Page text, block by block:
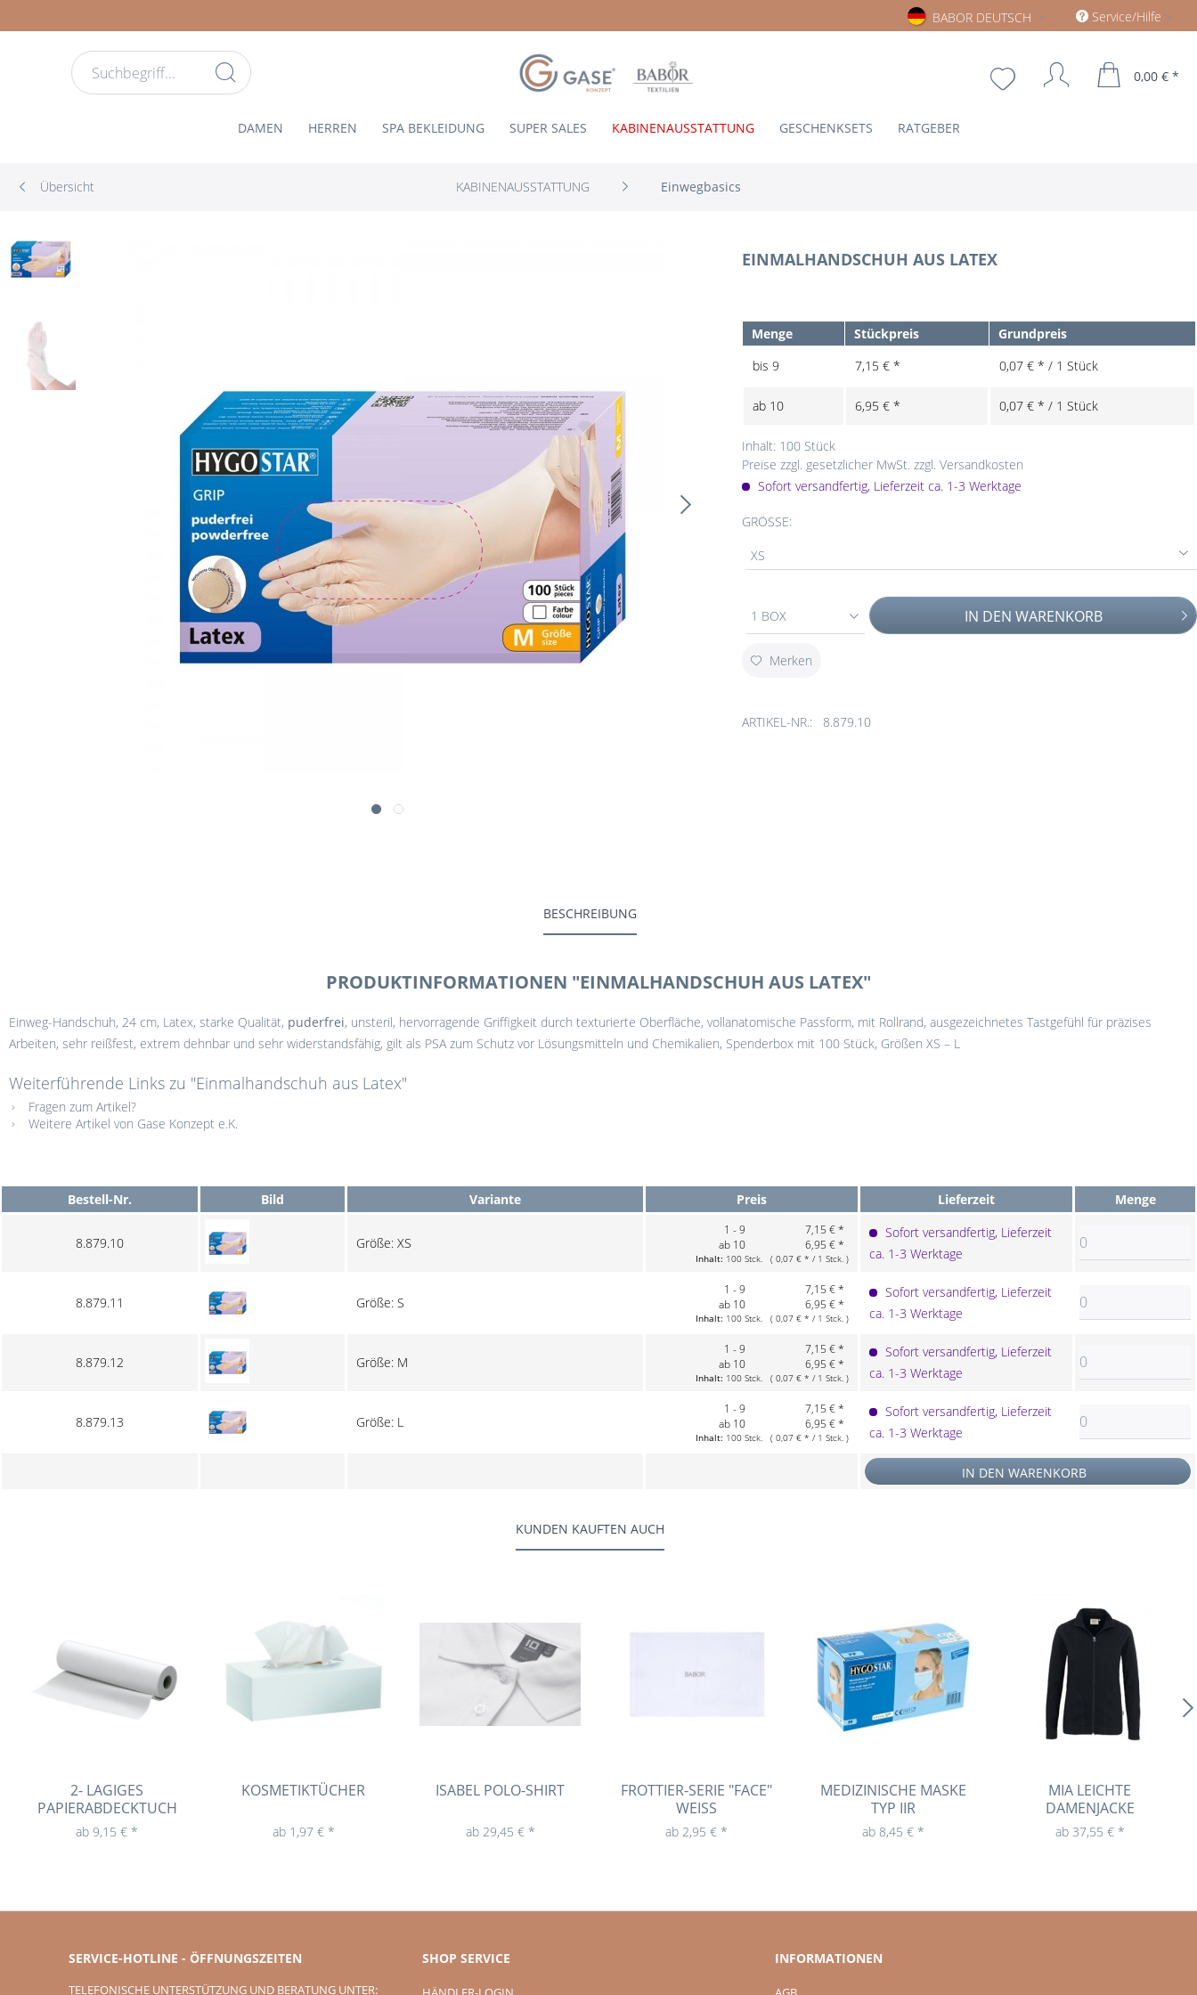
BABOR DEUTSCH Service/Hilfe
0,00 € *
DAMEN HERREN SPA BEKLEIDUNG SUPER SALES KABINENAUSSTATTUNG GESCHENKSETS RATGEBER
Übersicht KABINENAUSSTATTUNG Einwegbasics
EINMALHANDSCHUH AUS LATEX
Menge Stückpreis
Grundpreis
bis9 7,15 € * 0,07 € * / 1 Stück
ab 10 6,95 € * 0,07 € * / 1 Stück
Inhalt: 100 Stück
Preise zzgl. gesetzlicher MwSt.zzgl. Versandkosten
Sofort versandfertig, Lieferzeit ca. 1-3 Werktage
GRÖSSE:
XS
1 BOX IN DEN WARENKORB
Merken
ARTIKEL-NR.: 8.879.10
BESCHREIBUNG
PRODUKTINFORMATIONEN "EINMALHANDSCHUH AUS LATEX"
Einweg-Handschuh, 24 cm, Latex, starke Qualität, puderfrei, unsteril, hervorragende Griffigkeit durch texturierte Oberfläche, vollanatomische Passform, mit Rollrand, ausgezeichnetes Tastgefühl für präzises
Arbeiten, sehr reißfest, extrem dehnbar und sehr widerstandsfähig, gilt als PSA zum Schutz vor Lösungsmitteln und Chemikalien, Spenderbox mit 100 Stück, Größen XS – L
Weiterführende Links zu "Einmalhandschuh aus Latex"
Fragen zum Artikel?
Weitere Artikel von Gase Konzept e.K.
Bestell-Nr. Bild Variante Preis Lieferzeit Menge
8.879.10 Größe: XS
1 - 9
7,15 € *
ab 10
6,95 € *
Inhalt: 100 Stck. ( 0,07 € * / 1 Stck. )
Sofort versandfertig, Lieferzeit
ca. 1-3 Werktage
8.879.11 Größe: S
1 - 9
7,15 € *
ab 10
6,95 € *
Inhalt: 100 Stck. ( 0,07 € * / 1 Stck. )
Sofort versandfertig, Lieferzeit
ca. 1-3 Werktage
8.879.12 Größe: M
1 - 9
7,15 € *
ab 10
6,95 € *
Inhalt: 100 Stck. ( 0,07 € * / 1 Stck. )
Sofort versandfertig, Lieferzeit
ca. 1-3 Werktage
8.879.13 Größe: L
1 - 9
7,15 € *
ab 10
6,95 € *
Inhalt: 100 Stck. ( 0,07 € * / 1 Stck. )
Sofort versandfertig, Lieferzeit
ca. 1-3 Werktage
IN DEN WARENKORB
KUNDEN KAUFTEN AUCH
2- LAGIGES
PAPIERABDECKTUCH
ab 9,15 € *
KOSMETIKTÜCHER
ab 1,97 € *
ISABEL POLO-SHIRT
ab 29,45 € *
FROTTIER-SERIE "FACE"
WEISS
ab 2,95 € *
MEDIZINISCHE MASKE
TYP IIR
ab 8,45 € *
MIA LEICHTE
DAMENJACKE
ab 37,55 € *
SERVICE-HOTLINE - ÖFFNUNGSZEITEN
TELEFONISCHE UNTERSTÜTZUNG UND BERATUNG UNTER:
SHOP SERVICE INFORMATIONEN